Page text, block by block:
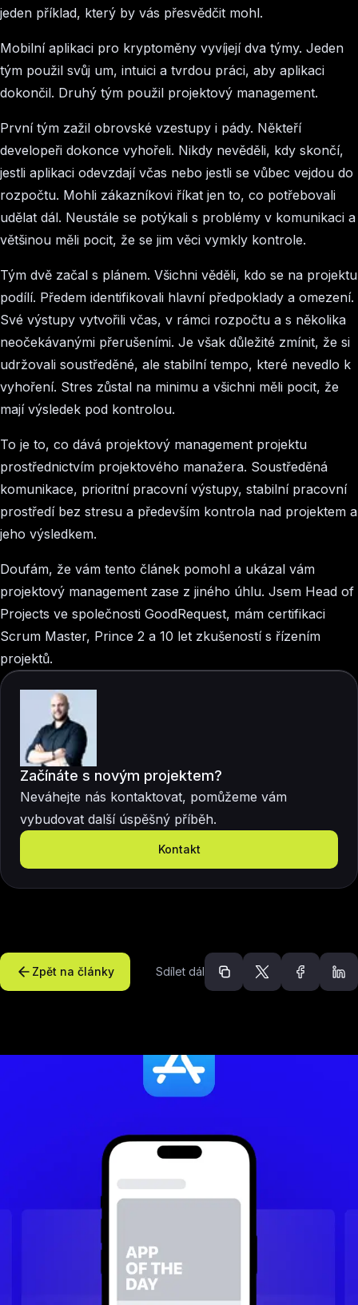
jeden příklad, který by vás přesvědčit mohl.
Mobilní aplikaci pro kryptoměny vyvíjejí dva týmy. Jeden
tým použil svůj um, intuici a tvrdou práci, aby aplikaci
dokončil. Druhý tým použil projektový management.
První tým zažil obrovské vzestupy i pády. Někteří
developeři dokonce vyhořeli. Nikdy nevěděli, kdy skončí,
jestli aplikaci odevzdají včas nebo jestli se vůbec vejdou do
rozpočtu. Mohli zákazníkovi říkat jen to, co potřebovali
udělat dál. Neustále se potýkali s problémy v komunikaci a
většinou měli pocit, že se jim věci vymkly kontrole.
Tým dvě začal s plánem. Všichni věděli, kdo se na projektu
podílí. Předem identifikovali hlavní předpoklady a omezení.
Své výstupy vytvořili včas, v rámci rozpočtu a s několika
neočekávanými přerušeními. Je však důležité zmínit, že si
udržovali soustředěné, ale stabilní tempo, které nevedlo k
vyhoření. Stres zůstal na minimu a všichni měli pocit, že
mají výsledek pod kontrolou.
To je to, co dává projektový management projektu
prostřednictvím projektového manažera. Soustředěná
komunikace, prioritní pracovní výstupy, stabilní pracovní
prostředí bez stresu a především kontrola nad projektem a
jeho výsledkem.
Doufám, že vám tento článek pomohl a ukázal vám
projektový management zase z jiného úhlu. Jsem Head of
Projects ve společnosti GoodRequest, mám certifikaci
Scrum Master, Prince 2 a 10 let zkušeností s řízením
projektů.
Začínáte s novým projektem?
Neváhejte nás kontaktovat, pomůžeme vám
vybudovat další úspěšný příběh.
Kontakt
Zpět na články Sdílet dál
Doporučené články